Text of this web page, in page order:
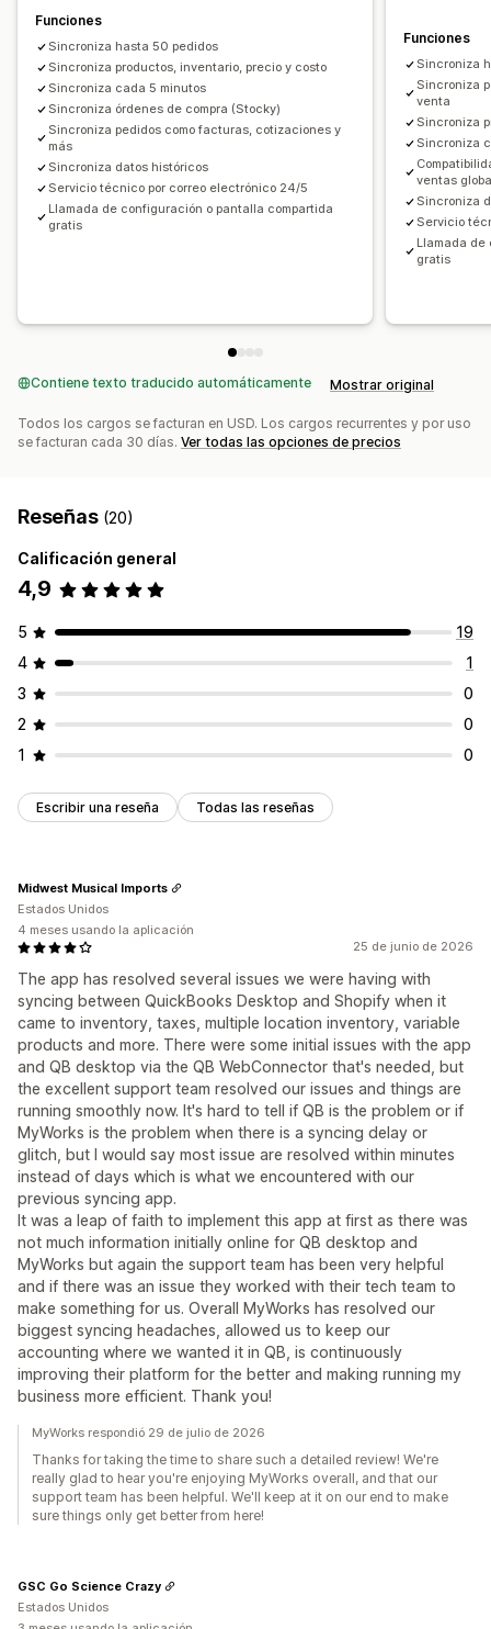
Transacciones
Inventario y producto
Sincronización de inventario en tiempo real
Precios
Mapeo del impuesto sobre las ventas
Conciliación bancaria Importación de datos históricos
Informes de errores
Importación y exportación de datos
Estado en tiempo real
Registros detallados
Funciones
Sincroniza hasta 50 pedidos
Sincroniza productos, inventario, precio y costo
Sincroniza cada 5 minutos
Sincroniza órdenes de compra (Stocky)
Sincroniza pedidos como facturas, cotizaciones y
más
Sincroniza datos históricos
Servicio técnico por correo electrónico 24/5
Llamada de configuración o pantalla compartida
gratis
Funciones
Sincroniza
Sincroniza
venta
Sincroniza
Sincroniza
ventas
Sincroniza
Servicio
Llamada
gratis
Contiene texto traducido automáticamente Mostrar original
Todos los cargos se facturan en USD. Los cargos recurrentes y por uso
se facturan cada 30 días. Ver todas las opciones de precios
Reseñas (20)
Calificación general
4,9
5
19
4
1
3
0
2
0
1
0
Escribir una reseña Todas las reseñas
25 de junio de 2026
The app has resolved several issues we were having with
syncing between QuickBooks Desktop and Shopify when it
came to inventory, taxes, multiple location inventory, variable
products and more. There were some initial issues with the app
and QB desktop via the QB WebConnector that's needed, but
the excellent support team resolved our issues and things are
running smoothly now. It's hard to tell if QB is the problem or if
MyWorks is the problem when there is a syncing delay or
glitch, but I would say most issue are resolved within minutes
instead of days which is what we encountered with our
previous syncing app.
It was a leap of faith to implement this app at first as there was
not much information initially online for QB desktop and
MyWorks but again the support team has been very helpful
and if there was an issue they worked with their tech team to
make something for us. Overall MyWorks has resolved our
biggest syncing headaches, allowed us to keep our
accounting where we wanted it in QB, is continuously
improving their platform for the better and making running my
business more efficient. Thank you!
Midwest Musical Imports
Estados Unidos
4 meses usando la aplicación
MyWorks respondió 29 de julio de 2026
Thanks for taking the time to share such a detailed review! We're
really glad to hear you're enjoying MyWorks overall, and that our
support team has been helpful. We'll keep at it on our end to make
sure things only get better from here!
GSC Go Science Crazy
Estados Unidos